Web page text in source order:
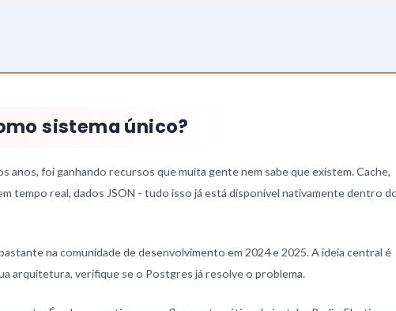
sistema único?
anos, foi ganhando recursos que muita gente nem sabe que existem. Cache,
tempo real, dados JSON - tudo isso já está disponível nativamente dentro
na comunidade de desenvolvimento em 2024 e 2025. A ideia central é
arquitetura, verifique se o Postgres já resolve o problema.